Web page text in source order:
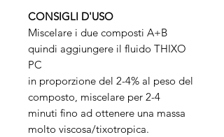
CONSIGLI D'USO
Miscelare i due composti A+B
quindi aggiungere il fluido THIXO
PC
in proporzione del 2-4% al peso del
composto, miscelare per 2-4
minuti fino ad ottenere una massa
molto viscosa/tixotropica.